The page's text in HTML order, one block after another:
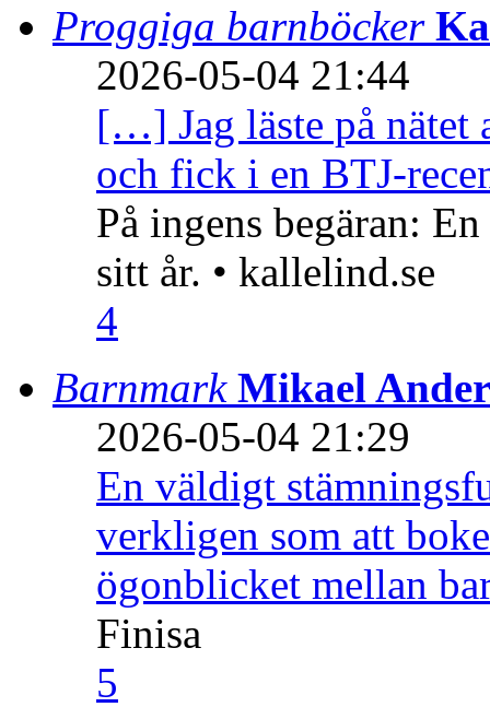
Proggiga barnböcker
2026-05-04 21:44
[…] Jag läste på nätet
och fick i en BTJ-
På ingens begäran:
sitt år. • kallelind.se
4
Barnmark Mikael
2026-05-04 21:29
En väldigt
verkligen som att
ögonblicket mellan
Finisa
5